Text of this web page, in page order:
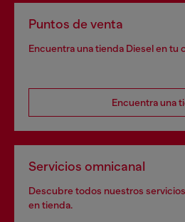
Puntos de venta
Encuentra una tienda Diesel en tu
Encuentra una
Servicios omnicanal
Descubre todos nuestros
en tienda.